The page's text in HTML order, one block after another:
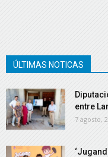
ÚLTIMAS NOTICAS
entre
7 agosto,